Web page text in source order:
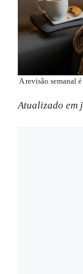
A revisão semanal
Atualizado em